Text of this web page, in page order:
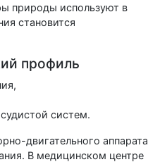
природы используют в
становится
профиль
систем.
двигательного аппарата
В медицинском центре